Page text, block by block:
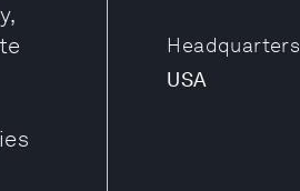
Headquarters
USA